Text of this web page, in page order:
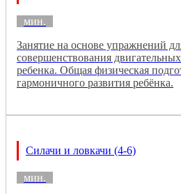
мин.
Занятие на основе упражнений
совершенствования
ребенка. Общая физическая
гармоничного развития ребёнка.
Силачи и ловкачи (4-6)
мин.